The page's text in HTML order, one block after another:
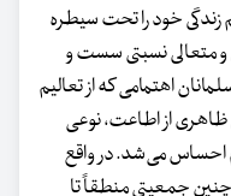
زندگی خود را تحت سیطره
و متعالی نسبتی سست و
اهتمامی که از تعالیم
از اطاعت، نوعی
احساس می‌شد. در واقع
چنین جمعیتی منطقاً تا